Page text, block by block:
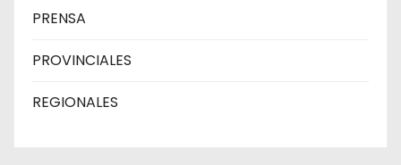
PRENSA
PROVINCIALES
REGIONALES